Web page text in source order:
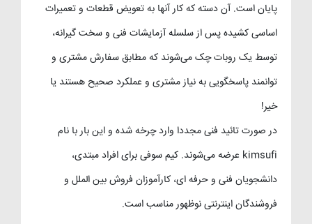
پایان است. آن دسته که کار آنها به تعویض قطعات و تعمیرات
اساسی کشیده پس از سلسله آزمایشات فنی و سخت گیرانه،
توسط یک روبات چک می‌شوند که مطابق سفارش مشتری و
توانمند پاسخگویی به نیاز مشتری و عملکرد صحیح هستند یا
خیر!
در صورت تائید فنی مجددا وارد چرخه شده و این بار با نام
kimsufi عرضه می‌شوند. کیم سوفی برای افراد مبتدی،
دانشجویان فنی و حرفه ای، کارآموزان فروش بین الملل و
فروشندگان اینترنتی نوظهور مناسب است.